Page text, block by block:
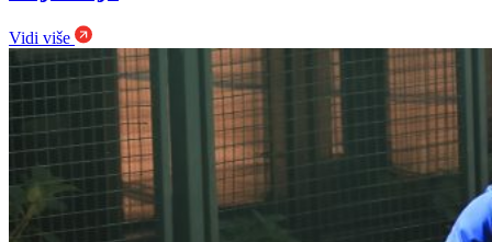
Vidi više